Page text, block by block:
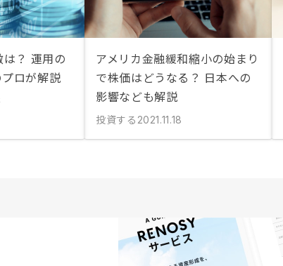
は？ 運用の
ロが解説
アメリカ金融緩和縮小の始まり
で株価はどうなる？ 日本への
影響なども解説
投資する 2021.11.18